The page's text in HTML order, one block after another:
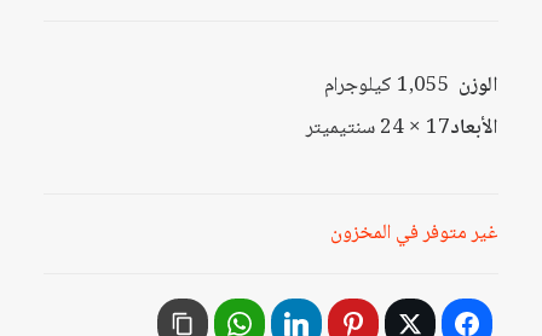
الوزن 1,055 كيلوجرام
الأبعاد17 × 24 سنتيميتر
غير متوفر في المخزون